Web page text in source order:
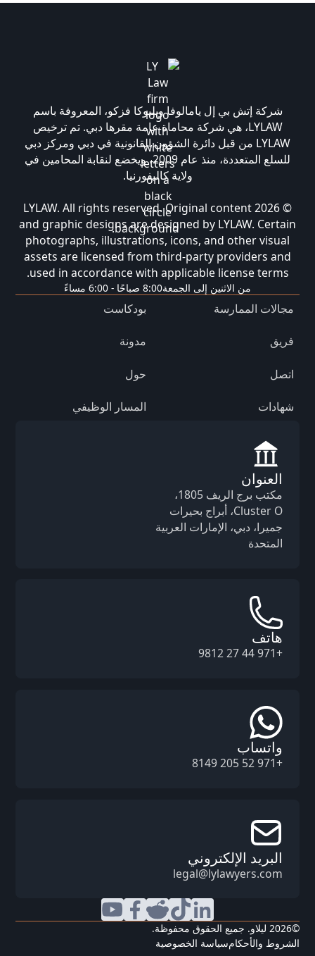
شركة إتش بي إل يامالوفا وبليوكا فزكو، المعروفة باسم
LYLAW، هي شركة محاماة عامة مقرها دبي. تم ترخيص
LYLAW من قبل دائرة الشؤون القانونية في دبي ومركز دبي
للسلع المتعددة، منذ عام 2009، ويخضع لنقابة المحامين في
ولاية كاليفورنيا.
© 2026 LYLAW. All rights reserved. Original content
and graphic designs are designed by LYLAW. Certain
photographs, illustrations, icons, and other visual
assets are licensed from third-party providers and
used in accordance with applicable license terms.
من الاثنين إلى الجمعة8:00 صباحًا - 6:00 مساءً
مجالات الممارسة بودكاست
فريق مدونة
اتصل حول
شهادات المسار الوظيفي
العنوان
مكتب برج الريف 1805،
Cluster O، أبراج بحيرات
جميرا، دبي، الإمارات العربية
المتحدة
هاتف
+971 44 27 9812
واتساب
+971 52 205 8149
البريد الإلكتروني
legal@lylawyers.com
©
2026 ليلاو. جميع الحقوق محفوظة.
الشروط والأحكامسياسة الخصوصية